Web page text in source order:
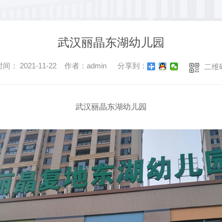
武汉丽晶东湖幼儿园
间： 2021-11-22 作者：admin 分享到： 二维
武汉丽晶东湖幼儿园